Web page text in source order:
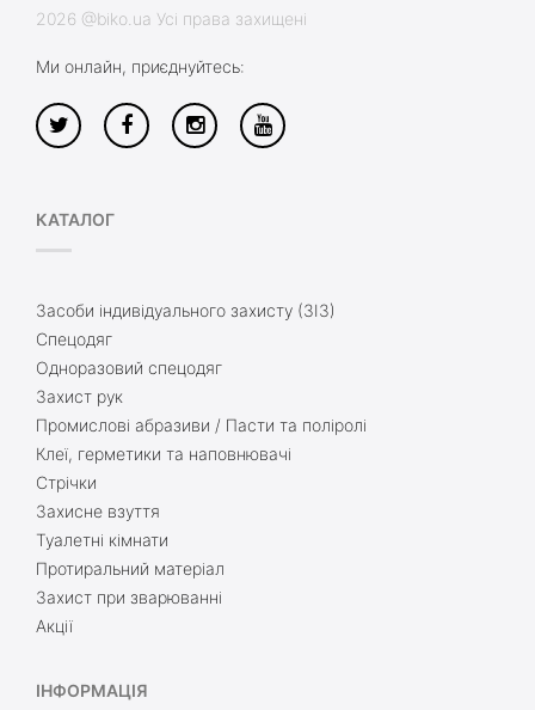
2026 @biko.ua Усі права захищені
Ми онлайн, приєднуйтесь:
КАТАЛОГ
Засоби індивідуального захисту (ЗІЗ)
Спецодяг
Одноразовий спецодяг
Захист рук
Промислові абразиви / Пасти та поліролі
Клеї, герметики та наповнювачі
Стрічки
Захисне взуття
Туалетні кімнати
Протиральний матеріал
Захист при зварюванні
Акції
ІНФОРМАЦІЯ